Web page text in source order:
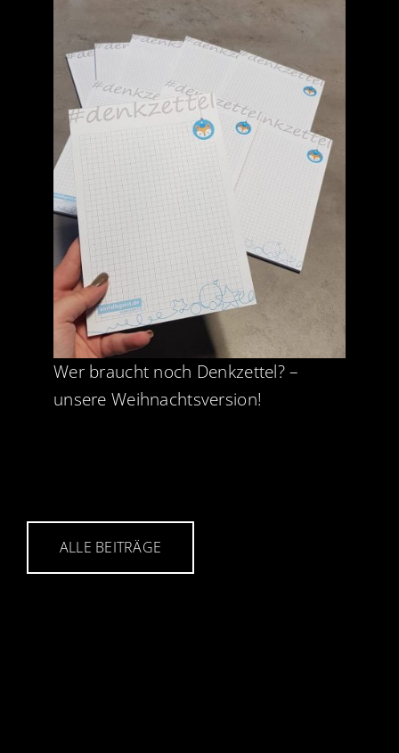
Kontakt
Wer braucht noch Denkzettel? –
unsere Weihnachtsversion!
ALLE BEITRÄGE